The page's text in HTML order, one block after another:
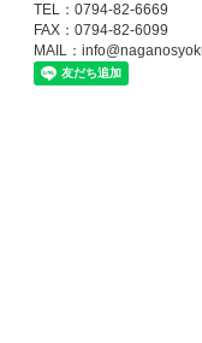
TEL：0794-82-6669
FAX：0794-82-6099
MAIL：